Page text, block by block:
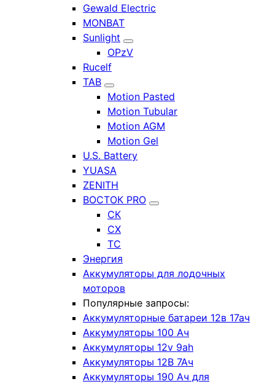
Gewald Electric
MONBAT
Sunlight
OPzV
Rucelf
TAB
Motion Pasted
Motion Tubular
Motion AGM
Motion Gel
U.S. Battery
YUASA
ZENITH
ВОСТОК PRO
СК
СХ
ТС
Энергия
Аккумуляторы для лодочных
моторов
Популярные запросы:
Аккумуляторные батареи 12в 17ач
Аккумуляторы 100 Ач
Аккумуляторы 12v 9ah
Аккумуляторы 12В 7Ач
Аккумуляторы 190 Ач для